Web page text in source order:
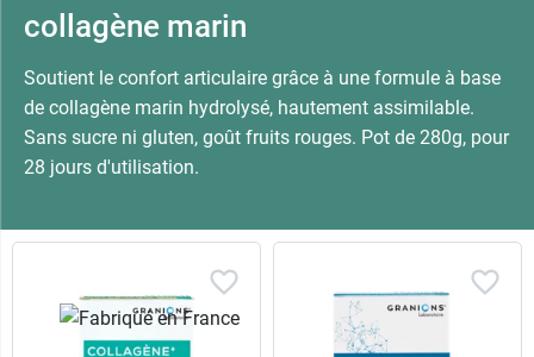
collagène marin
Soutient le confort articulaire grâce à une formule à base
de collagène marin hydrolysé, hautement assimilable.
Sans sucre ni gluten, goût fruits rouges. Pot de 280g, pour
28 jours d'utilisation.